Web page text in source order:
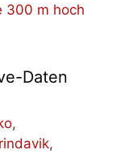
300 m hoch
Daten
,
,